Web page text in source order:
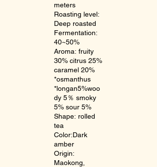
meters
Roasting level:
Deep roasted
Fermentation:
40~50%
Aroma: fruity
30% citrus 25%
caramel 20%
*osmanthus
*longan5%woo
dy 5％ smoky
5% sour 5%
Shape: rolled
tea
Color:Dark
amber
Origin:
Maokong,